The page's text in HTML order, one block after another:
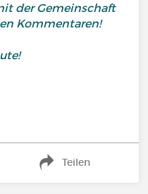
der Gemeinschaft
Kommentaren!
Teilen